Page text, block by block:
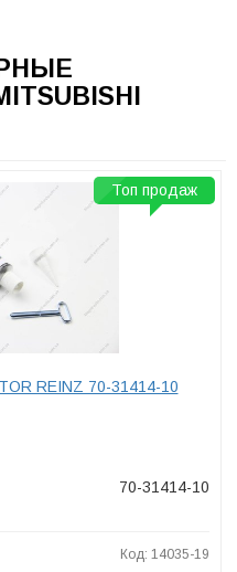
REINZ 70-31414-10
70-31414-10
Код: 14035-19
Топ продаж